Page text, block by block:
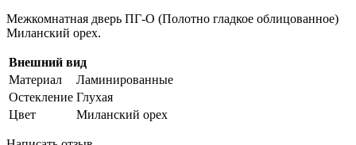
Межкомнатная дверь ПГ-О (Полотно гладкое облицованное)
Миланский орех.
Внешний вид
Материал
Ламинированные
Остекление Глухая
Цвет
Миланский орех